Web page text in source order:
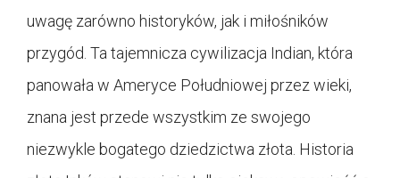
uwagę zarówno historyków, jak i miłośników
przygód. Ta tajemnicza cywilizacja Indian, która
panowała w Ameryce Południowej przez wieki,
znana jest przede wszystkim ze swojego
niezwykle bogatego dziedzictwa złota. Historia